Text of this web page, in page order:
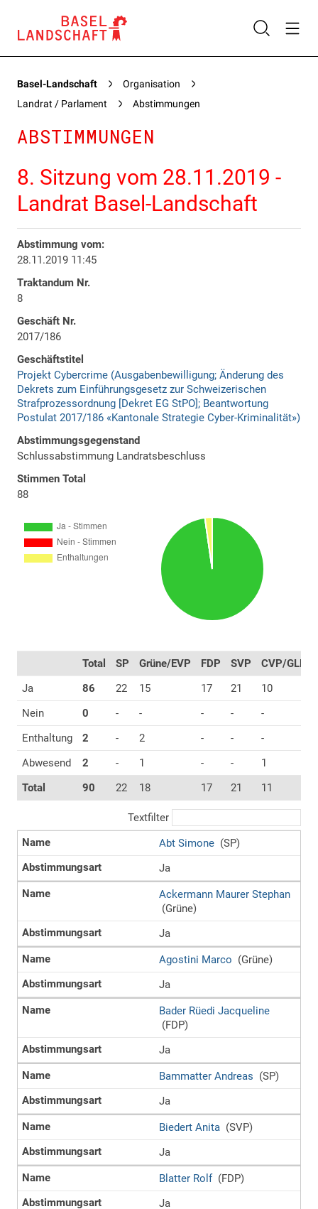
Basel-Landschaft
Organisation
Landrat / Parlament
Abstimmungen
ABSTIMMUNGEN